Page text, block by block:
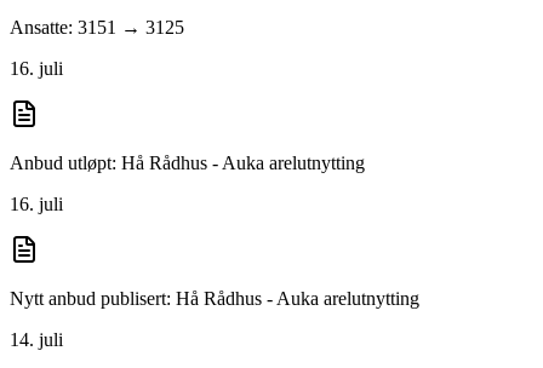
Ansatte: 3151 → 3125
16. juli
Anbud utløpt: Hå Rådhus - Auka arelutnytting
16. juli
Nytt anbud publisert: Hå Rådhus - Auka arelutnytting
14. juli